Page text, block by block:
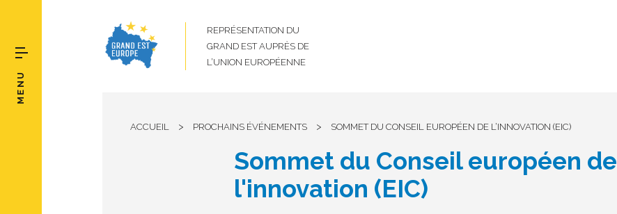
REPRÉSENTATION DU
GRAND EST AUPRÈS DE
L’UNION EUROPÉENNE
MENU
ACCUEIL > PROCHAINS ÉVÉNEMENTS > SOMMET DU CONSEIL EUROPÉEN DE L’INNOVATION (EIC)
Sommet du Conseil européen de
l'innovation (EIC)